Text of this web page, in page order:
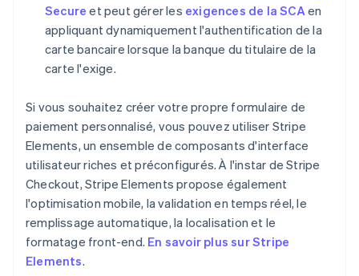
Secure et peut gérer les exigences de la SCA en
appliquant dynamiquement l'authentification de la
carte bancaire lorsque la banque du titulaire de la
carte l'exige.
Si vous souhaitez créer votre propre formulaire de
paiement personnalisé, vous pouvez utiliser Stripe
Elements, un ensemble de composants d'interface
utilisateur riches et préconfigurés. À l'instar de Stripe
Checkout, Stripe Elements propose également
l'optimisation mobile, la validation en temps réel, le
remplissage automatique, la localisation et le
formatage front-end. En savoir plus sur Stripe
Elements.